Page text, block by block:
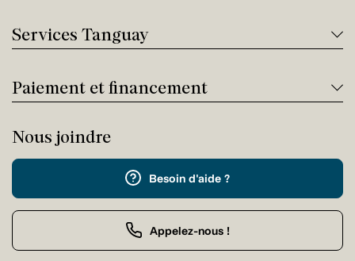
Services Tanguay
Paiement et financement
Nous joindre
Besoin d'aide ?
Appelez-nous !